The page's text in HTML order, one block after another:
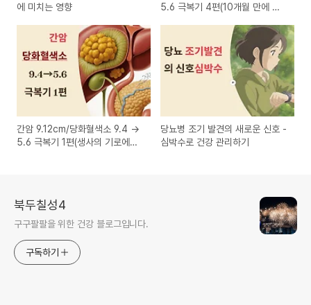
에 미치는 영향
5.6 극복기 4편(10개월 만에 당
간암 9.12cm/당화혈색소 9.4 →
5.6 극복기 1편(생사의 기로에서
당뇨병 조기 발견의 새로운 신호 -
심박수로 건강 관리하기
북두칠성4
구구팔팔을 위한 건강 블로그입니다.
구독하기